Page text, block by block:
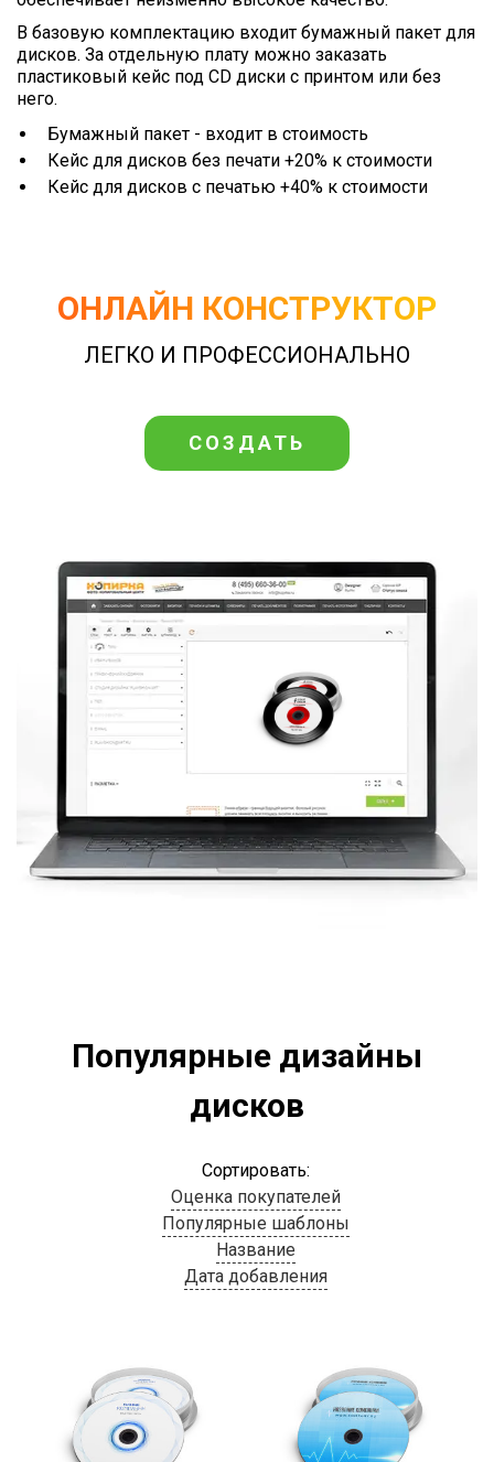
В базовую комплектацию входит бумажный пакет для
дисков. За отдельную плату можно заказать
пластиковый кейс под CD диски c принтом или без
него.
Бумажный пакет - входит в стоимость
Кейс для дисков без печати +20% к стоимости
Кейс для дисков с печатью +40% к стоимости
ОНЛАЙН КОНСТРУКТОР
ЛЕГКО И ПРОФЕССИОНАЛЬНО
СОЗДАТЬ
Популярные дизайны
дисков
Сортировать:
Оценка покупателей
Популярные шаблоны
Название
Дата добавления